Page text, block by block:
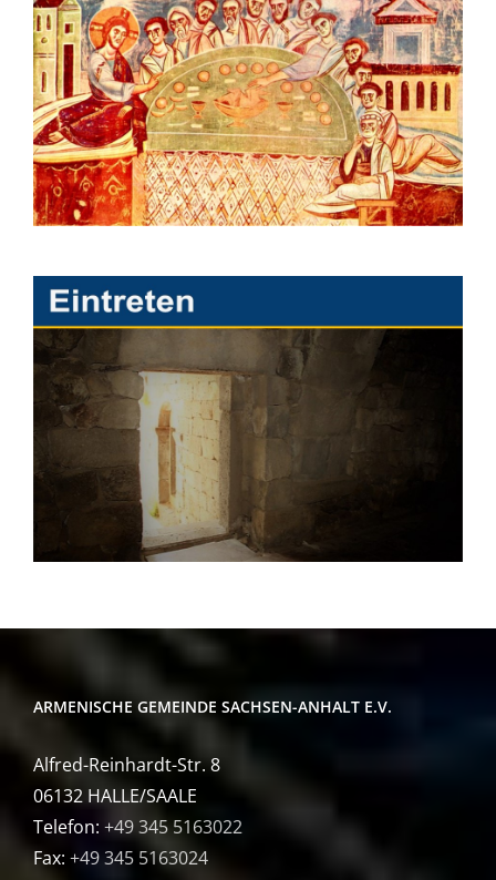
ARMENISCHE GEMEINDE SACHSEN-ANHALT E.V.
Alfred-Reinhardt-Str. 8
06132 HALLE/SAALE
Telefon: +49 345 5163022
Fax: +49 345 5163024